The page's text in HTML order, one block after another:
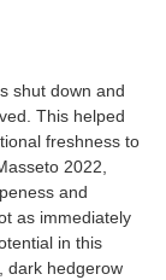
shut down and
This helped
freshness to
2022,
and
as immediately
in this
dark hedgerow